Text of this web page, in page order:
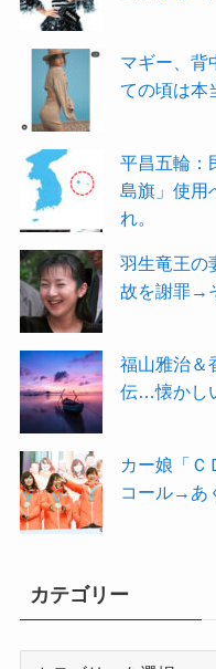
マギー、背
ての頃は本
平昌五輪：
島旗」使用
れ。
羽生竜王の
故を謝罪→
福山雅治＆
伝…懐かし
カー娘「Ｃ
コール→あ
カテゴリー